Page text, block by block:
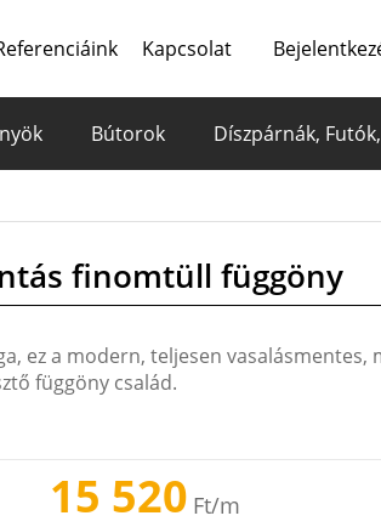
Kapcsolat
Bútorok Díszpárnák,
finomtüll függöny
ez a modern, teljesen vasalásmentes,
függöny család.
15 520 Ft/m